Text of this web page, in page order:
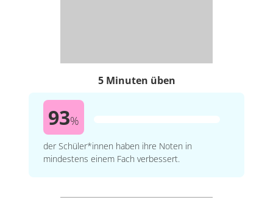
5 Minuten üben
93%
der Schüler*innen haben ihre Noten in
mindestens einem Fach verbessert.